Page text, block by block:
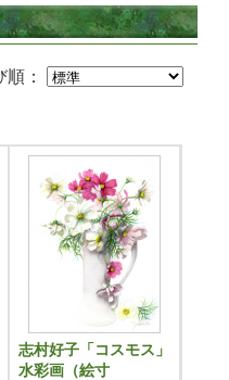
順：
志村好子「コスモス」
水彩画（絵寸